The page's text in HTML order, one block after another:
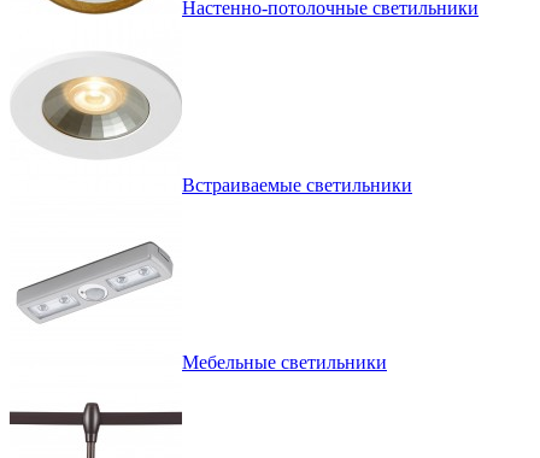
Настенно-потолочные светильники
Встраиваемые светильники
Мебельные светильники